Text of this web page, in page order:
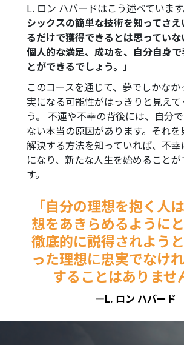
L. ロン ハバードはこう述べています
シックスの簡単な技術を知ってさ
るだけで獲得できるとは思っていな
個人的な満足、成功を、自分自身で
とができるでしょう。」
このコースを通じて、夢でしかな
実になる可能性がはっきりと見えて
う。 不運や不幸の背後には、自分
ない本当の原因があります。それを
解決する方法を知っていれば、不
になり、新たな人生を始めること
す。
「自分の理想を抱く人
想をあきらめるように
徹底的に説得されよう
った理想に忠実でなけ
することはありませ
—L. ロン ハバード